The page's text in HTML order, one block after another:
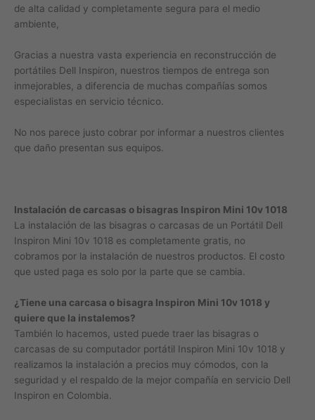
de alta calidad y completamente segura para el medio
ambiente,
Gracias a nuestra vasta experiencia en reconstrucción de
portátiles Dell Inspiron, nuestros tiempos de entrega son
inmejorables, a diferencia de muchas compañías somos
especialistas en servicio técnico.
No nos parece justo cobrar por informar a nuestros clientes
que daño presentan sus equipos.
Instalación de carcasas o bisagras Inspiron Mini 10v 1018
La instalación de las bisagras o carcasas de un Portátil Dell
Inspiron Mini 10v 1018 es completamente gratis, no
cobramos por la instalación de nuestros productos. El costo
que usted paga es solo por la parte que se cambia.
¿Tiene una carcasa o bisagra Inspiron Mini 10v 1018 y
quiere que la instalemos?
También lo hacemos, usted puede traer las bisagras o
carcasas de su computador portátil Inspiron Mini 10v 1018 y
realizamos la instalación a precios muy cómodos, con la
seguridad y el respaldo de la mejor compañía en servicio Dell
Inspiron en Colombia.